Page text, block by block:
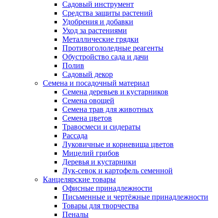
Садовый инструмент
Средства защиты растений
Удобрения и добавки
Уход за растениями
Металлические грядки
Противогололедные реагенты
Обустройство сада и дачи
Полив
Садовый декор
Семена и посадочный материал
Семена деревьев и кустарников
Семена овощей
Семена трав для животных
Семена цветов
Травосмеси и сидераты
Рассада
Луковичные и корневища цветов
Мицелий грибов
Деревья и кустарники
Лук-севок и картофель семенной
Канцелярские товары
Офисные принадлежности
Письменные и чертёжные принадлежности
Товары для творчества
Пеналы